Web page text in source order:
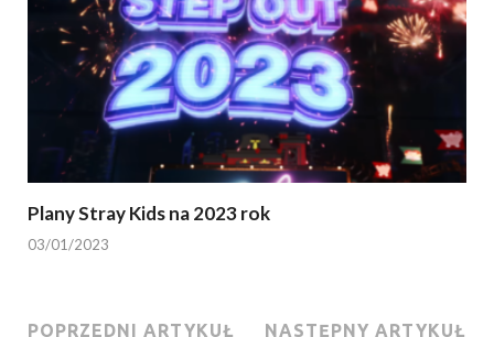
Plany Stray Kids na 2023 rok
03/01/2023
POPRZEDNI ARTYKUŁ NASTĘPNY ARTYKUŁ